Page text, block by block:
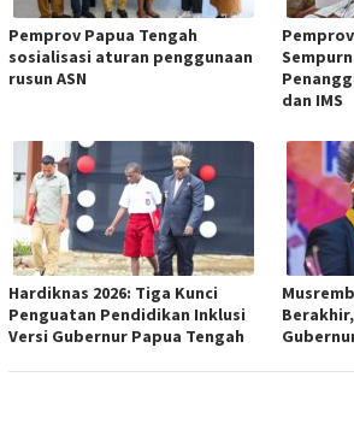
Pemprov Papua Tengah
sosialisasi aturan penggunaan
rusun ASN
dan IMS
Hardiknas 2026: Tiga Kunci
Penguatan Pendidikan Inklusi
Versi Gubernur Papua Tengah